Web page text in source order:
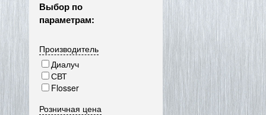
Выбор по
параметрам:
Производитель
Диалуч
СВТ
Flosser
Розничная цена